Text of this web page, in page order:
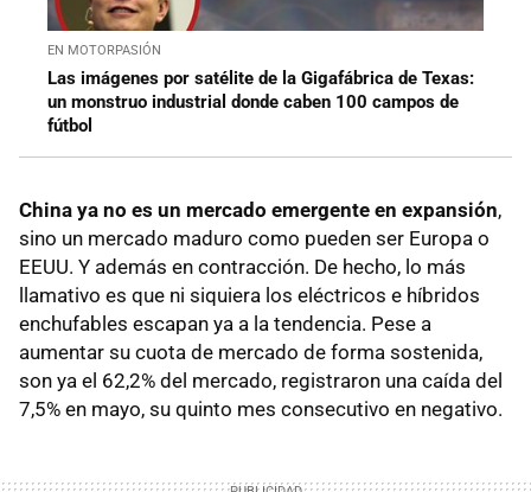
EN MOTORPASIÓN
Las imágenes por satélite de la Gigafábrica de Texas:
un monstruo industrial donde caben 100 campos de
fútbol
China ya no es un mercado emergente en expansión,
sino un mercado maduro como pueden ser Europa o
EEUU. Y además en contracción. De hecho, lo más
llamativo es que ni siquiera los eléctricos e híbridos
enchufables escapan ya a la tendencia. Pese a
aumentar su cuota de mercado de forma sostenida,
son ya el 62,2% del mercado, registraron una caída del
7,5% en mayo, su quinto mes consecutivo en negativo.